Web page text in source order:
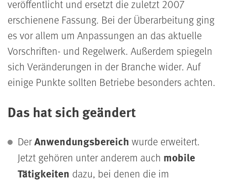
veröffentlicht und ersetzt die zuletzt 2007
erschienene Fassung. Bei der Überarbeitung ging
es vor allem um Anpassungen an das aktuelle
Vorschriften- und Regelwerk. Außerdem spiegeln
sich Veränderungen in der Branche wider. Auf
einige Punkte sollten Betriebe besonders achten.
Das hat sich geändert
DerAnwendungsbereich wurde erweitert.
Jetzt gehören unter anderem auch mobile
Tätigkeiten dazu, bei denen die im